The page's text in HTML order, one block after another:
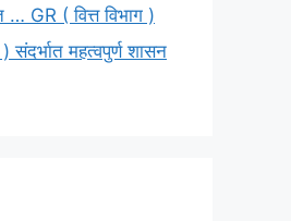
… GR ( वित्त विभाग )
संदर्भात महत्वपुर्ण शासन